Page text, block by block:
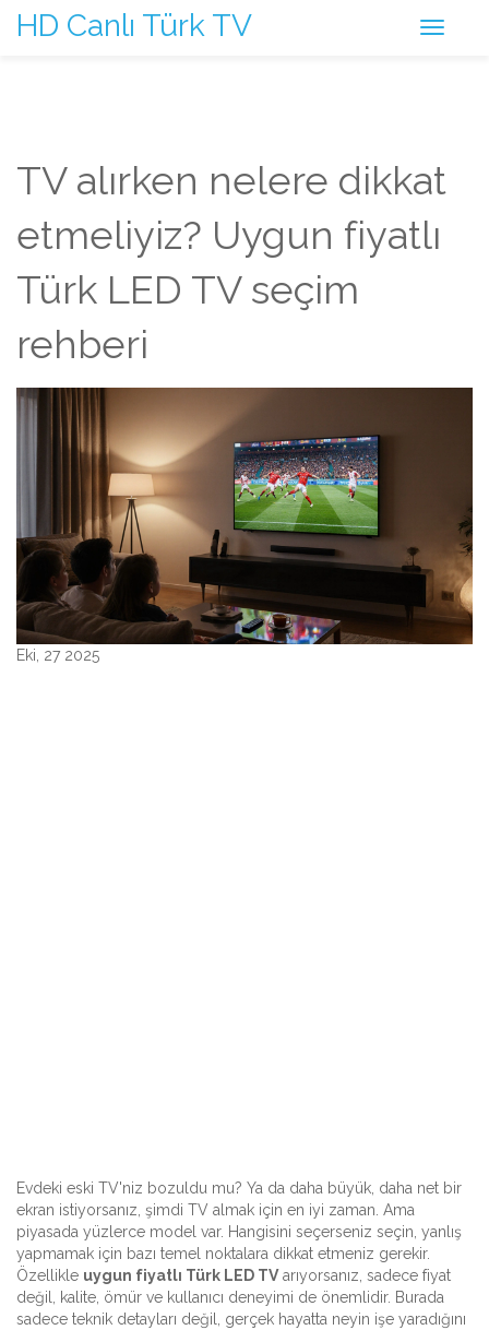
HD Canlı Türk TV
TV alırken nelere dikkat
etmeliyiz? Uygun fiyatlı
Türk LED TV seçim
rehberi
Eki, 27 2025
Evdeki eski TV'niz bozuldu mu? Ya da daha büyük, daha net bir
ekran istiyorsanız, şimdi TV almak için en iyi zaman. Ama
piyasada yüzlerce model var. Hangisini seçerseniz seçin, yanlış
yapmamak için bazı temel noktalara dikkat etmeniz gerekir.
Özellikle uygun fiyatlı Türk LED TVarıyorsanız, sadece fiyat
değil, kalite, ömür ve kullanıcı deneyimi de önemlidir. Burada
sadece teknik detayları değil, gerçek hayatta neyin işe yaradığını